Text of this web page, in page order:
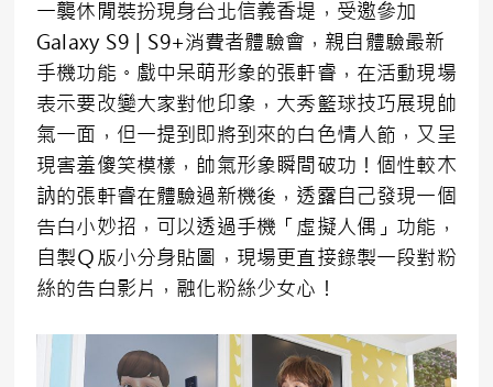
一襲休閒裝扮現身台北信義香堤，受邀參加
Galaxy S9 | S9+消費者體驗會，親自體驗最新
手機功能。戲中呆萌形象的張軒睿，在活動現場
表示要改變大家對他印象，大秀籃球技巧展現帥
氣一面，但一提到即將到來的白色情人節，又呈
現害羞傻笑模樣，帥氣形象瞬間破功！個性較木
訥的張軒睿在體驗過新機後，透露自己發現一個
告白小妙招，可以透過手機「虛擬人偶」功能，
自製Ｑ版小分身貼圖，現場更直接錄製一段對粉
絲的告白影片，融化粉絲少女心！